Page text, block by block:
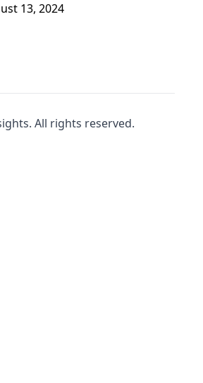
13, 2024
All rights reserved.